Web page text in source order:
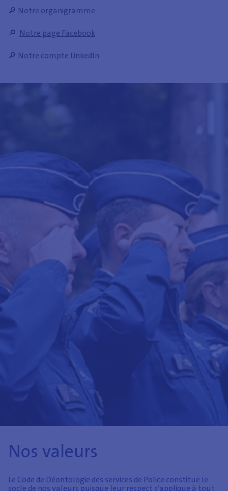
🔎 Notre organigramme
🔎 Notre page Facebook
🔎 Notre compte LinkedIn
Nos valeurs
Le Code de Déontologie des services de Police constitue le
socle de nos valeurs puisque leur respect s’applique à tout